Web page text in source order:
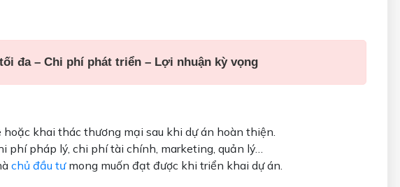
đa – Chi phí phát triển – Lợi nhuận kỳ vọng
hoặc khai thác thương mại sau khi dự án hoàn thiện.
phí pháp lý, chi phí tài chính, marketing, quản lý…
chủ đầu tưmong muốn đạt được khi triển khai dự án.